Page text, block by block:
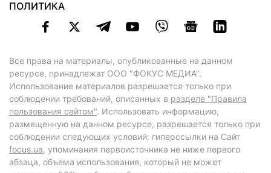
ПОЛИТИКА
Все права на материалы, опубликованные на данном
ресурсе, принадлежат ООО "ФОКУС МЕДИА".
Использование материалов разрешается только при
соблюдении требований, описанных в разделе "Правила
пользования сайтом". Использовать информацию,
размещенную на данном ресурсе, разрешается только при
соблюдении следующих условий: гиперссылки на Сайт
focus.ua, упоминания первоисточника не ниже первого
абзаца, объема использования, который не может